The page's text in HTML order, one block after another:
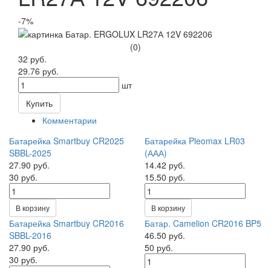
-7%
(0)
32 руб.
29.76 руб.
шт
Купить
Комментарии
Батарейка Smartbuy CR2025
SBBL-2025
27.90 руб.
30 руб.
В корзину
Батарейка Pleomax LR03
(ААА)
14.42 руб.
15.50 руб.
В корзину
Батарейка Smartbuy CR2016
SBBL-2016
27.90 руб.
30 руб.
Батар. Camelion CR2016 BP5
46.50 руб.
50 руб.